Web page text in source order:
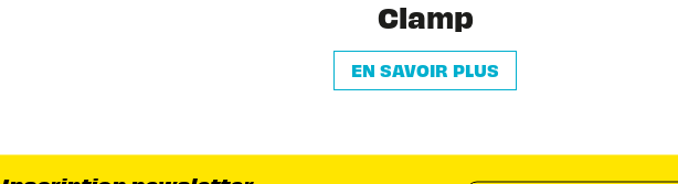
Clamp
EN SAVOIR PLUS